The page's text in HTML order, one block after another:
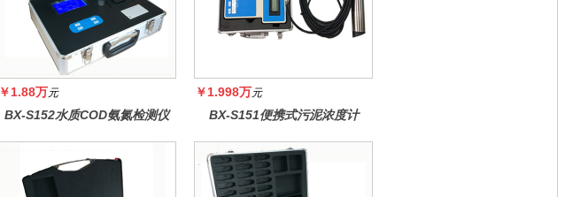
￥1.88万元
BX-S152水质COD氨氮检测仪
￥1.998万元
BX-S151便携式污泥浓度计